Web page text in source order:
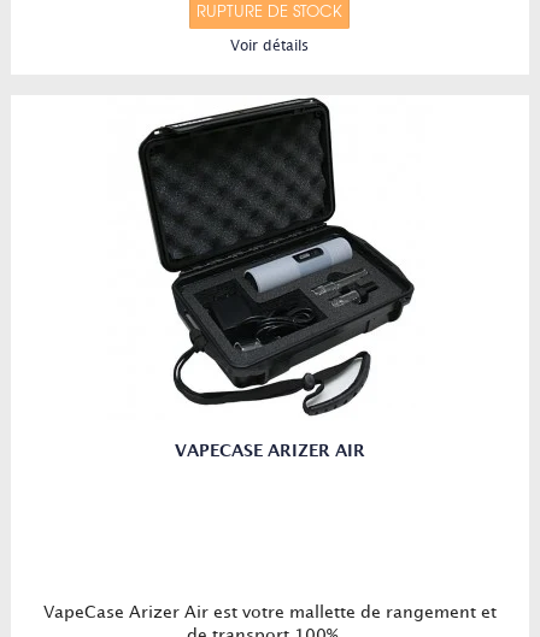
RUPTURE DE STOCK
Voir détails
VAPECASE ARIZER AIR
VapeCase Arizer Air est votre mallette de rangement et